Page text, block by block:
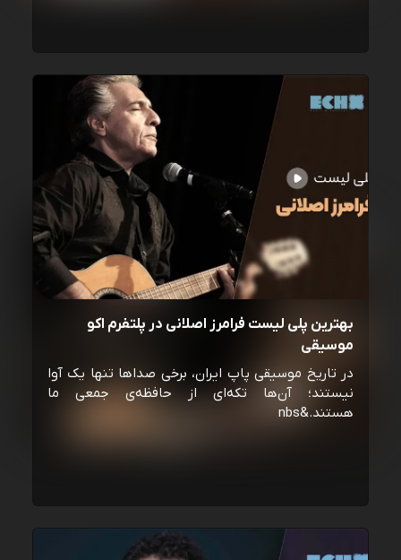
بهترین پلی لیست فرامرز اصلانی در پلتفرم اکو
موسیقی
در تاریخ موسیقی پاپ ایران، برخی صداها تنها یک آوا
نیستند؛ آن‌ها تکه‌ای از حافظه‌ی جمعی ما
هستند.&nbs